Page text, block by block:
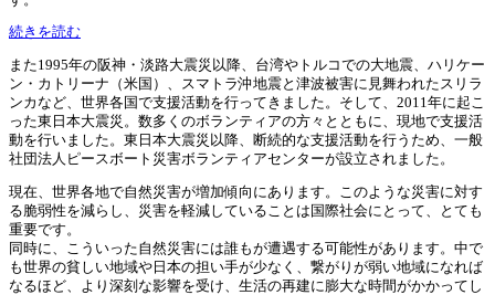
続きを読む
また1995年の阪神・淡路大震災以降、台湾やトルコでの大地震、ハリケー
ン・カトリーナ（米国）、スマトラ沖地震と津波被害に見舞われたスリラ
ンカなど、世界各国で支援活動を行ってきました。そして、2011年に起こ
った東日本大震災。数多くのボランティアの方々とともに、現地で支援活
動を行いました。東日本大震災以降、断続的な支援活動を行うため、一般
社団法人ピースボート災害ボランティアセンターが設立されました。
現在、世界各地で自然災害が増加傾向にあります。このような災害に対す
る脆弱性を減らし、災害を軽減していることは国際社会にとって、とても
重要です。
同時に、こういった自然災害には誰もが遭遇する可能性があります。中で
も世界の貧しい地域や日本の担い手が少なく、繋がりが弱い地域になれば
なるほど、より深刻な影響を受け、生活の再建に膨大な時間がかかってし